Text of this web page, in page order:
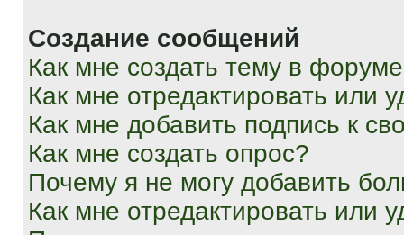
Создание сообщений
Как мне создать тему в
Как мне отредактировать или
Как мне добавить подпись к
Как мне создать опрос?
Почему я не могу добавить
Как мне отредактировать или